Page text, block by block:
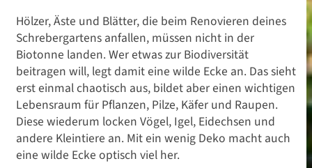
Hölzer, Äste und Blätter, die beim Renovieren deines
Schrebergartens anfallen, müssen nicht in der
Biotonne landen. Wer etwas zur Biodiversität
beitragen will, legt damit eine wilde Ecke an. Das sieht
erst einmal chaotisch aus, bildet aber einen wichtigen
Lebensraum für Pflanzen, Pilze, Käfer und Raupen.
Diese wiederum locken Vögel, Igel, Eidechsen und
andere Kleintiere an. Mit ein wenig Deko macht auch
eine wilde Ecke optisch viel her.